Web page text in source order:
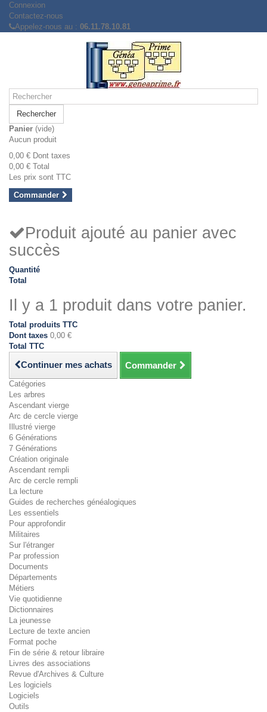
Connexion
Contactez-nous
Appelez-nous au : 06.11.78.10.81
Rechercher
Panier (vide)
Aucun produit
0,00 € Dont taxes
0,00 € Total
Les prix sont TTC
Commander
Produit ajouté au panier avec
succès
Quantité
Total
Il y a 1 produit dans votre panier.
Total produits TTC
Dont taxes 0,00 €
Total TTC
Continuer mes achats Commander
Catégories
Les arbres
Ascendant vierge
Arc de cercle vierge
Illustré vierge
6 Générations
7 Générations
Création originale
Ascendant rempli
Arc de cercle rempli
La lecture
Guides de recherches généalogiques
Les essentiels
Pour approfondir
Militaires
Sur l'étranger
Par profession
Documents
Départements
Métiers
Vie quotidienne
Dictionnaires
La jeunesse
Lecture de texte ancien
Format poche
Fin de série & retour libraire
Livres des associations
Revue d'Archives & Culture
Les logiciels
Logiciels
Outils